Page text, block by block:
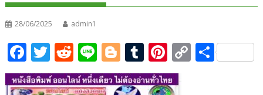
28/06/2025 admin1
F
ac
e
T
w
itt
R
e
d
Li
n
e
Bl
o
g
T
u
m
Pi
nt
er
C S